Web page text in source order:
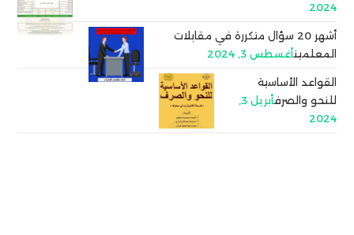
2024
أشهر 20 سؤال متكررة في مقابلات
المعلمينأغسطس 3, 2024
القواعد الأساسية
للنحو والصرف
أبريل 3,
2024